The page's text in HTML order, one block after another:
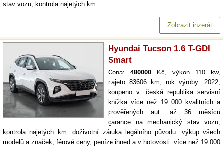
stav vozu, kontrola najetých km.…
Zobrazit inzerát
Hyundai Tucson 1.6 T-GDI
Smart
Cena: 480000 Kč, výkon 110 kw,
najeto 83606 km, rok výroby: 2022,
koupeno v: česká republika servisní
knížka více než 19 000 kvalitních a
prověřených aut. až 36 měsíců
garance na mechanický stav vozu,
kontrola najetých km. doživotní záruka legálního původu. výkup všech
modelů a značek, férové ceny, peníze ihned a v hotovosti. více než 19 000